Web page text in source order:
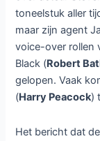
toneelstuk aller
maar zijn agent
voice-over rollen
Black (Robert
gelopen. Vaak
(Harry Peacock)
Het bericht dat